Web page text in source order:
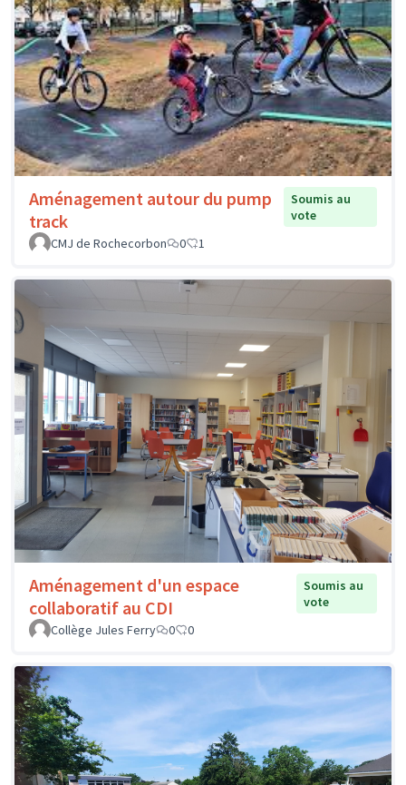
Aménagement autour du pump
track
Soumis au
vote
CMJ de Rochecorbon
0 1
Aménagement d'un espace
collaboratif au CDI
Soumis au
vote
Collège Jules Ferry
0 0